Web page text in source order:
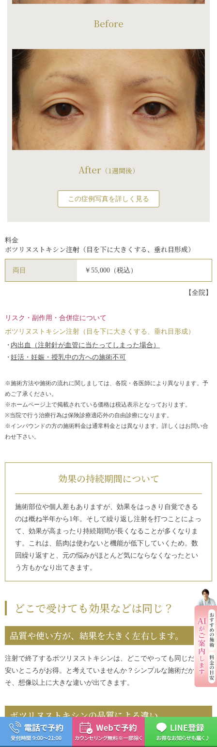
Before
After（1週間後）
この症例写真を詳しく見る
料金
ボツリヌストキシン注射（目を下に大きくする、垂れ目形成）
両目 ￥55,000（税込）
【全院】
リスク・副作用・合併症について
ボツリヌストキシン注射（目を下に大きくする、垂れ目形成）
内出血（注射針が血管に当たってしまった場合）
妊活・妊娠・授乳中の方への施術不可
※施術方法や施術の流れに関しましては、各院・各医師により異なります。予
めご了承ください。
※ホームページ上で掲載されている価格は税込表示となっております。
※当院で行う治療行為は保険診療適応外の自由診療になります。
※インバウンドの方の施術料金は通常料金とは異なります。詳しくはお問い合
わせ下さい。
効果の持続期間について
施術部位や個人差もありますが、 効果をはっきり自覚できる
のは概ね半年から1年。そして繰り返し注射を打つことによっ
て、効果が高まったり持続期間が長くなることが多くなりま
す。 これは、筋肉は使わないと機能が低下していくため。数
回繰り返すと、元の悩みがほとんど気にならなくなったとい
う方もかなり出てきます。
どこで受けても効果などは同じ？
品質や使い方が、結果を大きく左右します。
注射で終了するボツリヌストキシンは、どこでやっても同じだから
安いところがお得。と考えていませんか？シンプルな施術だからこ
そ、想像以上に大きな違いが出てきます。
ボツリヌストキシンの品質による違い